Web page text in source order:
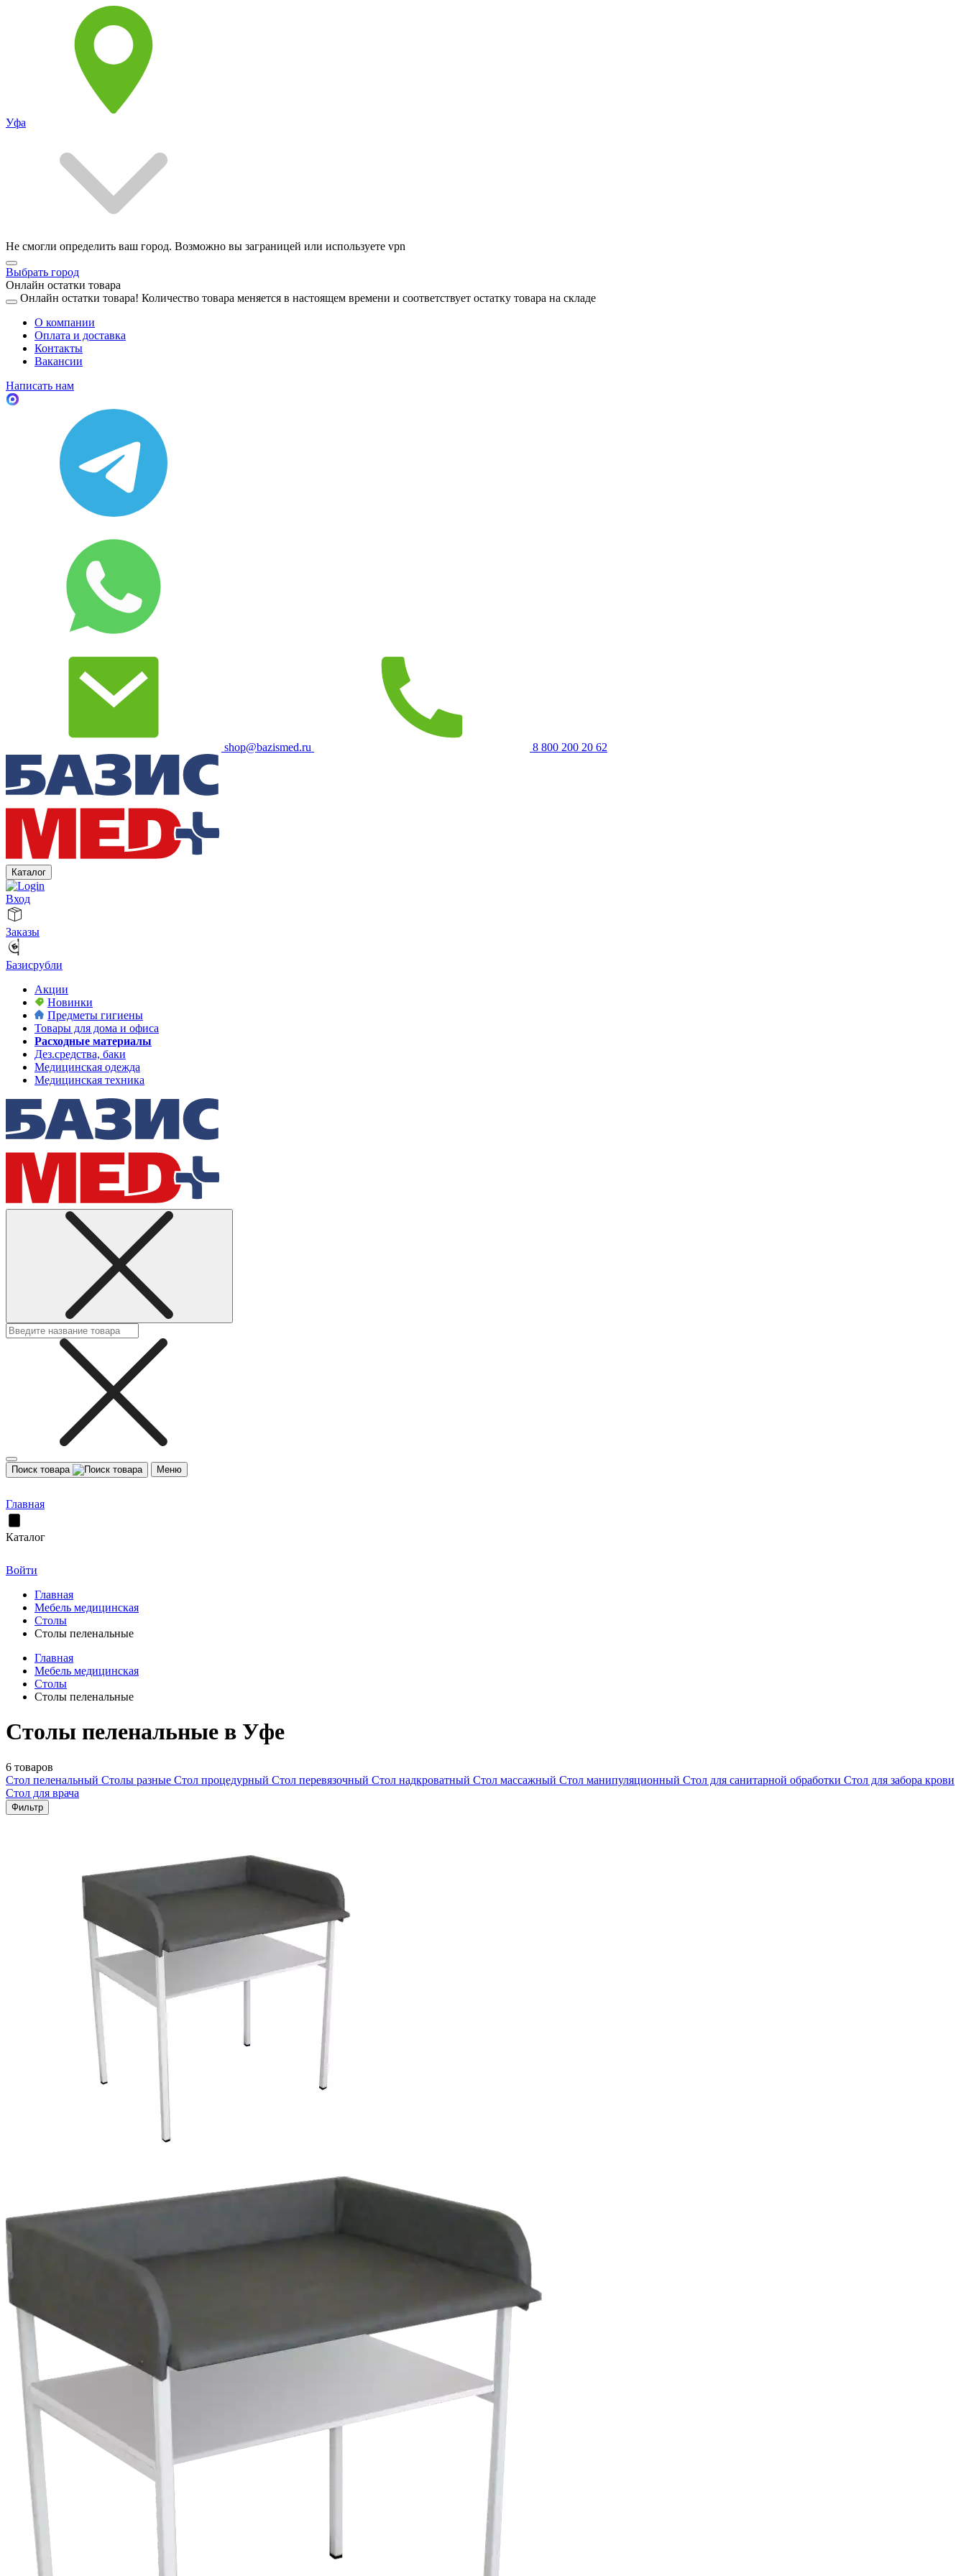
Уфа
Не смогли определить ваш город. Возможно вы заграницей или используете vpn
Выбрать город
Онлайн остатки товара
Онлайн остатки товара! Количество товара меняется в настоящем времени и соответствует остатку товара на складе
О компании
Оплата и доставка
Контакты
Вакансии
Написать нам
shop@bazismed.ru 8 800 200 20 62
Каталог
Вход
Заказы
Базисрубли
Акции
Новинки
Предметы гигиены
Товары для дома и офиса
Расходные материалы
Дез.средства, баки
Медицинская одежда
Медицинская техника
Поиск товара Меню
Главная
Каталог
Войти
Главная
Мебель медицинская
Столы
Столы пеленальные
Главная
Мебель медицинская
Столы
Столы пеленальные
Столы пеленальные в Уфе
6 товаров
Стол пеленальный Столы разные Стол процедурный Стол перевязочный Стол надкроватный Стол массажный Стол манипуляционный Стол для санитарной обработки Стол для забора крови
Стол для врача
Фильтр